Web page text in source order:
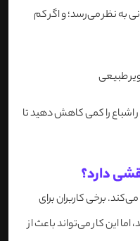
به نظر می‌رسد؛ و اگر کم
را کمی کاهش دهید تا
برخی کاربران برای
اما این کار می‌تواند باعث از